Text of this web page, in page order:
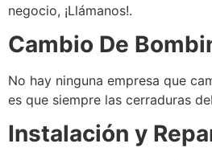
negocio, ¡Llámanos!.
Cambio De
No hay ninguna empresa que
es que siempre las cerraduras
Instalación y